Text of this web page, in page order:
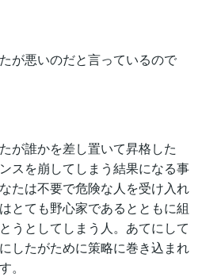
が悪いのだと言っているので
が誰かを差し置いて昇格した
スを崩してしまう結果になる事
たは不要で危険な人を受け入れ
とても野心家であるとともに組
うとしてしまう人。あてにして
したがために策略に巻き込まれ
。